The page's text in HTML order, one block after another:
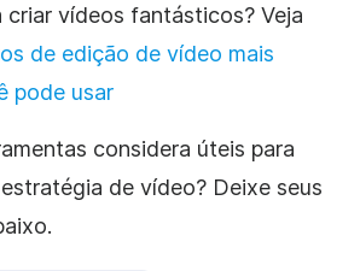
criar vídeos fantásticos? Veja
de edição de vídeo mais
pode usar
considera úteis para
de vídeo? Deixe seus